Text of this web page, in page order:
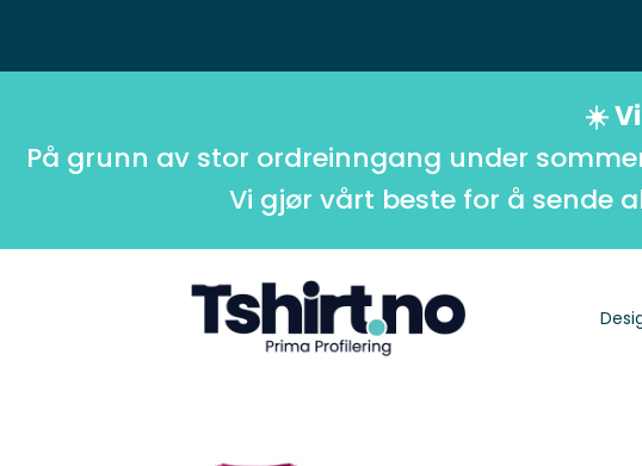
☀️
På grunn av stor ordreinngang under
Vi gjør vårt beste for å sende